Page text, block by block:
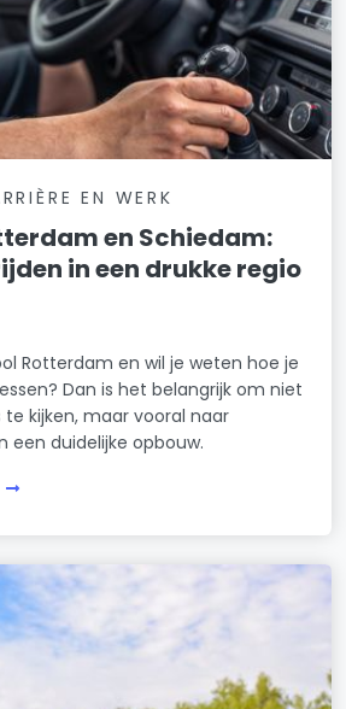
EN WERK
en Schiedam:
in een drukke regio
Rotterdam en wil je weten hoe je
Dan is het belangrijk om niet
kijken, maar vooral naar
een duidelijke opbouw.